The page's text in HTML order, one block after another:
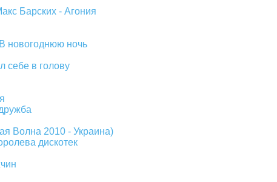
Барских - Агония
новогоднюю ночь
себе в голову
Волна 2010 - Украина)
дискотек